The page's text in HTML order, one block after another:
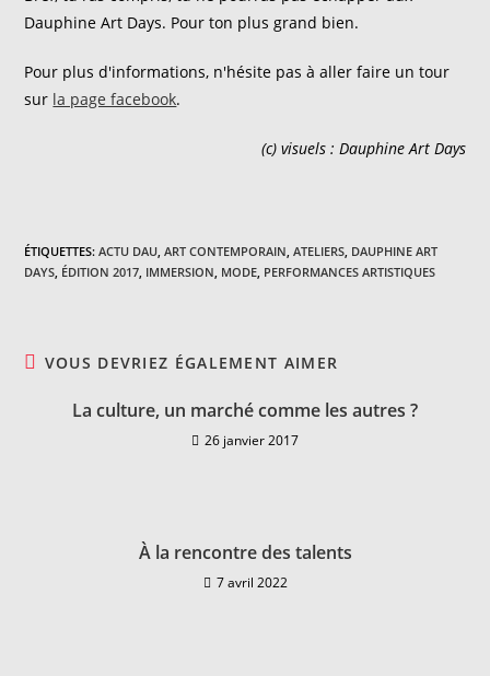
Dauphine Art Days. Pour ton plus grand bien.
Pour plus d'informations, n'hésite pas à aller faire un tour
sur la page facebook.
(c) visuels : Dauphine Art Days
ÉTIQUETTES:ACTU DAU, ART CONTEMPORAIN, ATELIERS, DAUPHINE ART
DAYS, ÉDITION 2017, IMMERSION, MODE, PERFORMANCES ARTISTIQUES
VOUS DEVRIEZ ÉGALEMENT AIMER
La culture, un marché comme les autres ?
26 janvier 2017
À la rencontre des talents
7 avril 2022